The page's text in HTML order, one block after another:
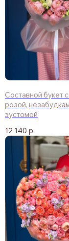
Составной букет
розой,
эустомой
12 140 р.